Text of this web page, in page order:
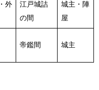
外
江戸城詰
の間
城主・陣
屋
帝鑑間 城主